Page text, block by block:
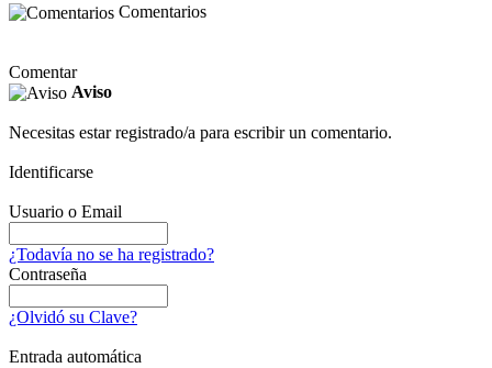
Comentarios
Comentar
Aviso
Necesitas estar registrado/a para escribir un comentario.
Identificarse
Usuario o Email
¿Todavía no se ha registrado?
Contraseña
¿Olvidó su Clave?
Entrada automática